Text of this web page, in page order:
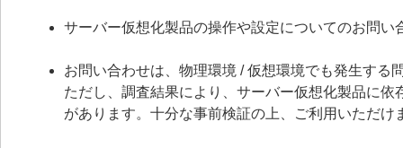
サーバー仮想化製品の操作や設定についてのお問
お問い合わせは、物理環境 / 仮想環境でも発生する
ただし、調査結果により、サーバー仮想化製品に
があります。十分な事前検証の上、ご利用いただけ